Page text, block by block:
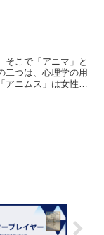
そこで「アニマ」と
二つは、心理学の用
アニムス」は女性の